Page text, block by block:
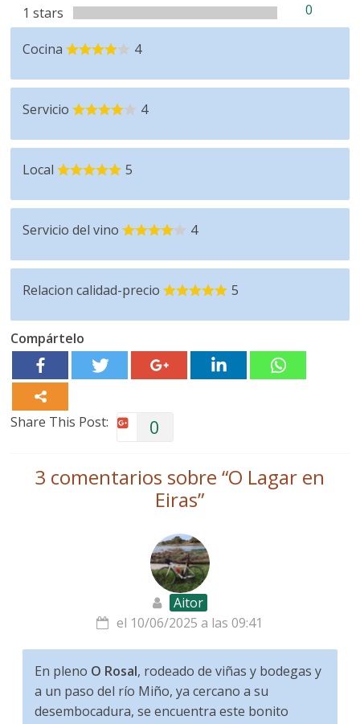
1 stars
0
Cocina 4
Servicio 4
Local 5
Servicio del vino 4
Relacion calidad-precio 5
Compártelo
Share This Post: 0
3 comentarios sobre “O Lagar en
Eiras”
Aitor
el 10/06/2025 a las 09:41
En pleno O Rosal, rodeado de viñas y bodegas y
a un paso del río Miño, ya cercano a su
desembocadura, se encuentra este bonito